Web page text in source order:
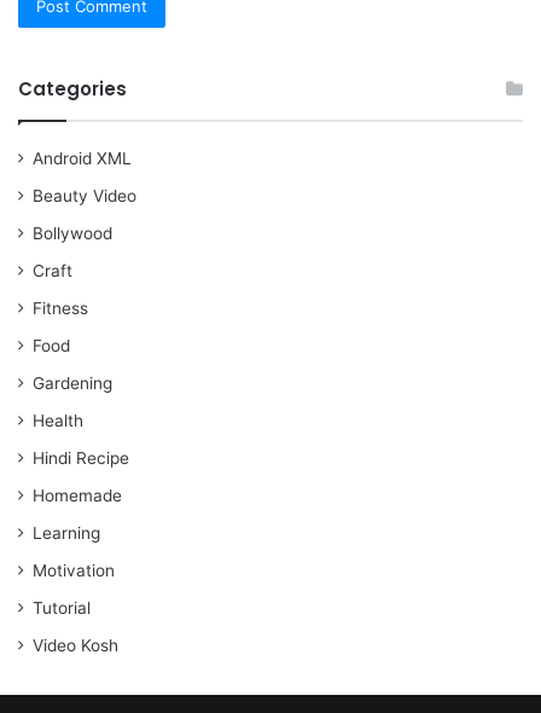
Categories
Android XML
Beauty Video
Bollywood
Craft
Fitness
Food
Gardening
Health
Hindi Recipe
Homemade
Learning
Motivation
Tutorial
Video Kosh